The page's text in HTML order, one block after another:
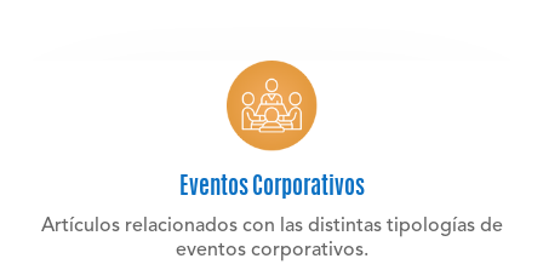
Eventos Corporativos
Artículos relacionados con las distintas tipologías de
eventos corporativos.